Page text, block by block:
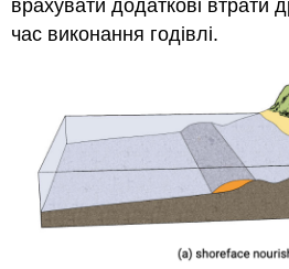
врахувати додаткові втрати
час виконання годівлі.